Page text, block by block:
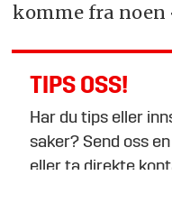
komme fra
TIPS OSS!
Har du tips eller
saker? Send oss
eller ta direkte